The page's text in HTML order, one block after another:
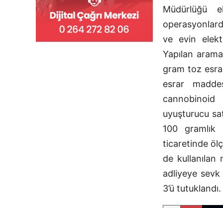
Müdürlüğü
ve evin
Yapılan
gram toz
esrar
uyuşturucu
100
ticaretinde
de kullanılan
adliyeye
3’ü tutuklandı.